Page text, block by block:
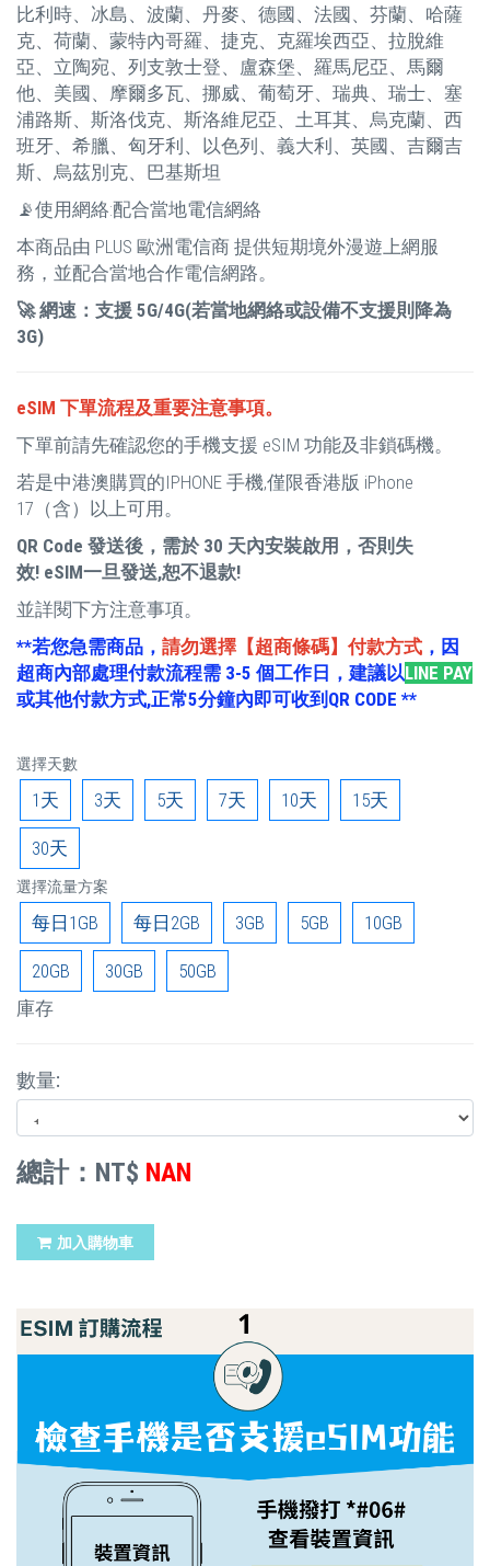
比利時、冰島、波蘭、丹麥、德國、法國、芬蘭、哈薩
克、荷蘭、蒙特內哥羅、捷克、克羅埃西亞、拉脫維
亞、立陶宛、列支敦士登、盧森堡、羅馬尼亞、馬爾
他、美國、摩爾多瓦、挪威、葡萄牙、瑞典、瑞士、塞
浦路斯、斯洛伐克、斯洛維尼亞、土耳其、烏克蘭、西
班牙、希臘、匈牙利、以色列、義大利、英國、吉爾吉
斯、烏茲別克、巴基斯坦
📡使用網絡:配合當地電信網絡
本商品由 PLUS 歐洲電信商 提供短期境外漫遊上網服
務，並配合當地合作電信網路。
🚀 網速：支援 5G/4G(若當地網絡或設備不支援則降為
3G)
eSIM 下單流程及重要注意事項。
下單前請先確認您的手機支援 eSIM 功能及非鎖碼機。
若是中港澳購買的IPHONE 手機,僅限香港版 iPhone
17（含）以上可用。
QR Code 發送後，需於 30 天內安裝啟用，否則失
效! eSIM一旦發送,恕不退款!
並詳閱下方注意事項。
**若您急需商品， 請勿選擇【超商條碼】付款方式 ，因
超商內部處理付款流程需 3-5 個工作日，建議以LINE PAY
或其他付款方式,正常5分鐘內即可收到QR CODE **
選擇天數
1天 3天 5天 7天 10天 15天
30天
選擇流量方案
每日1GB 每日2GB 3GB 5GB 10GB
20GB 30GB
50GB
庫存
數量:
總計：NT$ NAN
加入購物車